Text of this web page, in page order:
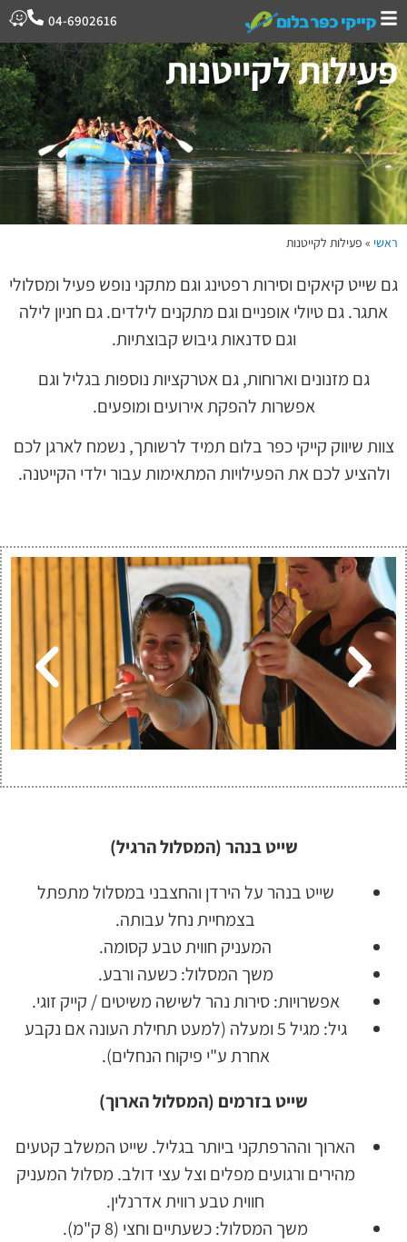
04-6902616
פעילות לקייטנות
ראשי » פעילות לקייטנות
גם שייט קיאקים וסירות רפטינג וגם מתקני נופש פעיל ומסלולי
אתגר. גם טיולי אופניים וגם מתקנים לילדים. גם חניון לילה
וגם סדנאות גיבוש קבוצתיות.
גם מזנונים וארוחות, גם אטרקציות נוספות בגליל וגם
אפשרות להפקת אירועים ומופעים.
צוות שיווק קייקי כפר בלום תמיד לרשותך, נשמח לארגן לכם
ולהציע לכם את הפעילויות המתאימות עבור ילדי הקייטנה.
שייט בנהר (המסלול הרגיל)
שייט בנהר על הירדן והחצבני במסלול מתפתל
בצמחיית נחל עבותה.
המעניק חווית טבע קסומה.
משך המסלול: כשעה ורבע.
אפשרויות: סירות נהר לשישה משיטים / קייק זוגי.
גיל: מגיל 5 ומעלה (למעט תחילת העונה אם נקבע
אחרת ע"י פיקוח הנחלים).
שייט בזרמים (המסלול הארוך)
הארוך וההרפתקני ביותר בגליל. שייט המשלב קטעים
מהירים ורגועים מפלים וצל עצי דולב. מסלול המעניק
חווית טבע רווית אדרנלין.
משך המסלול: כשעתיים וחצי (8 ק"מ).